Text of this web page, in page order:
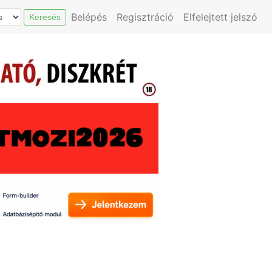
Keresés Belépés Regisztráció Elfelejtett jelszó